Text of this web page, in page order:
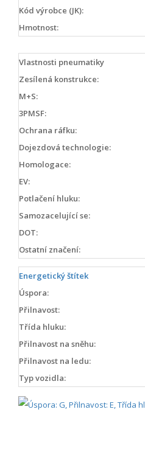
Kód výrobce (JK):
Hmotnost:
Vlastnosti pneumatiky
Zesílená konstrukce:
M+S:
3PMSF:
Ochrana ráfku:
Dojezdová technologie:
Homologace:
EV:
Potlačení hluku:
Samozacelující se:
DOT:
Ostatní značení:
Energetický štítek
Úspora:
Přilnavost:
Třída hluku:
Přilnavost na sněhu:
Přilnavost na ledu:
Typ vozidla: